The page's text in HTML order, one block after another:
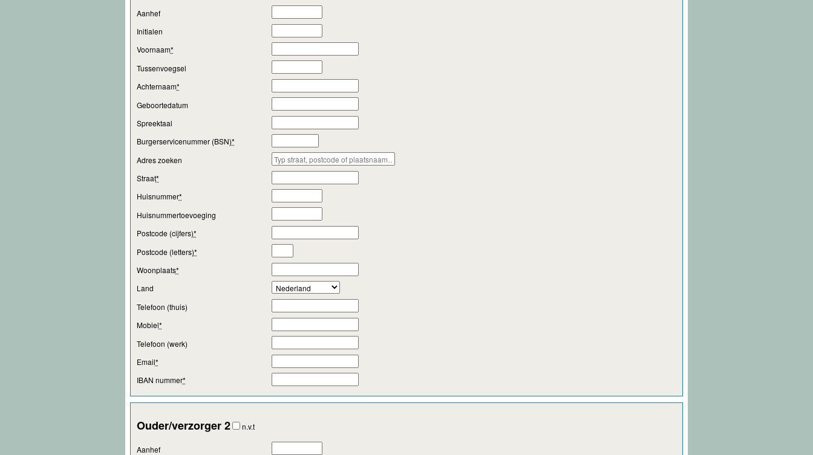
Aanhef
Initialen
Voornaam*
Tussenvoegsel
Achternaam*
Geboortedatum
Spreektaal
Burgerservicenummer (BSN)*
Adres zoeken
Straat*
Huisnummer*
Huisnummertoevoeging
Postcode (cijfers)*
Postcode (letters)*
Woonplaats*
Land
Telefoon (thuis)
Mobiel*
Telefoon (werk)
Email*
IBAN nummer*
Ouder/verzorger 2 n.v.t
Aanhef